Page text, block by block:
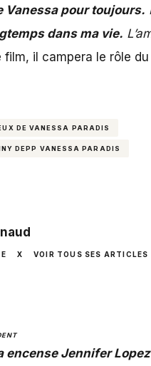
Vanessa pour toujours.
dans ma vie.
film, il campera le rôle
DE VANESSA PARADIS
DEPP VANESSA PARADIS
X VOIR TOUS SES ARTICLES
encense Jennifer